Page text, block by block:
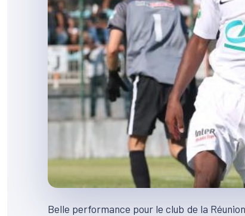
Belle performance pour le club de la